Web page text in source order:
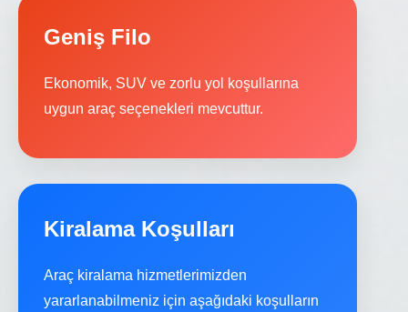
Geniş Filo
Ekonomik, SUV ve zorlu yol koşullarına
uygun araç seçenekleri mevcuttur.
Kiralama Koşulları
Araç kiralama hizmetlerimizden
yararlanabilmeniz için aşağıdaki koşulların